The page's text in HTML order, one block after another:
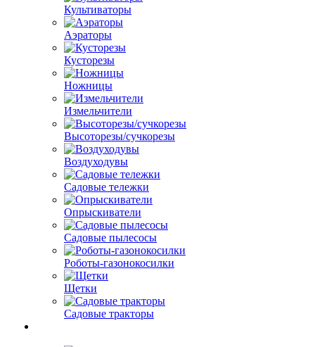
Культиваторы
Аэраторы
Кусторезы
Ножницы
Измельчители
Высоторезы/сучкорезы
Воздуходувы
Садовые тележки
Опрыскиватели
Садовые пылесосы
Роботы-газонокосилки
Щетки
Садовые тракторы